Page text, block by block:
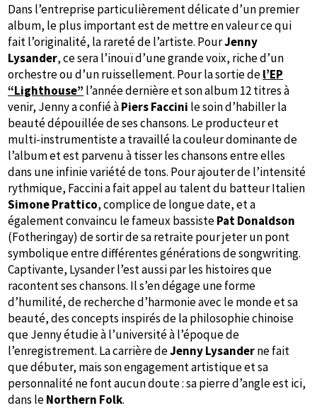
Dans l’entreprise particulièrement délicate d’un premier
album, le plus important est de mettre en valeur ce qui
fait l’originalité, la rareté de l’artiste. PourJenny
Lysander, ce sera l’inouï d’une grande voix, riche d’un
orchestre ou d’un ruissellement. Pour la sortie del’EP
“Lighthouse” l’année dernière et son album 12 titres à
venir, Jenny a confié àPiers Faccini le soin d’habiller la
beauté dépouillée de ses chansons. Le producteur et
multi-instrumentiste a travaillé la couleur dominante de
l’album et est parvenu à tisser les chansons entre elles
dans une infinie variété de tons. Pour ajouter de l’intensité
rythmique, Faccini a fait appel au talent du batteur Italien
Simone Prattico, complice de longue date, et a
également convaincu le fameux bassistePat Donaldson
(Fotheringay) de sortir de sa retraite pour jeter un pont
symbolique entre différentes générations de songwriting.
Captivante, Lysander l’est aussi par les histoires que
racontent ses chansons. Il s’en dégage une forme
d’humilité, de recherche d’harmonie avec le monde et sa
beauté, des concepts inspirés de la philosophie chinoise
que Jenny étudie à l’université à l’époque de
l’enregistrement. La carrière deJenny Lysanderne fait
que débuter, mais son engagement artistique et sa
personnalité ne font aucun doute : sa pierre d’angle est ici,
dans leNorthern Folk.